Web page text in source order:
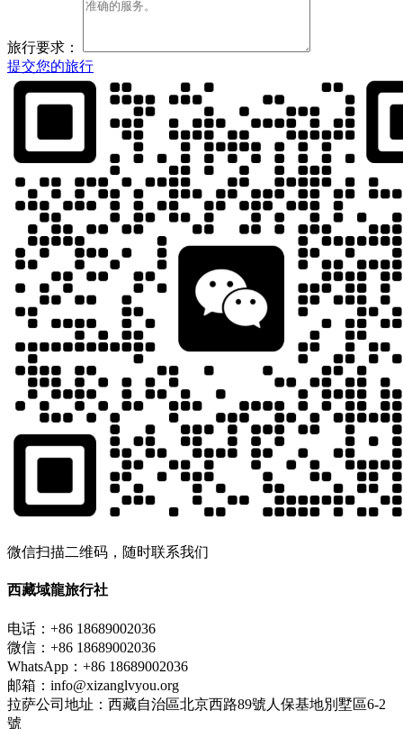
旅行要求：
提交您的旅行
微信扫描二维码，随时联系我们
西藏域龍旅行社
电话：+86 18689002036
微信：+86 18689002036
WhatsApp：+86 18689002036
邮箱：info@xizanglvyou.org
拉萨公司地址：西藏自治區北京西路89號人保基地別墅區6-2
號